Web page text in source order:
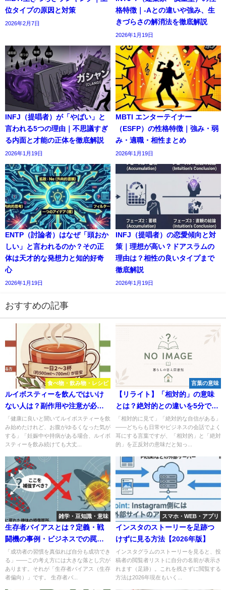
位タイプの原因と対策
2026年2月7日
格特徴｜-Aとの違いや強み、生
きづらさの解消法を徹底解説
2026年1月19日
INFJ（提唱者）が「やばい」と
言われる5つの理由｜不思議すぎ
る内面と才能の正体を徹底解説
2026年1月19日
MBTI エンターテイナー
（ESFP）の性格特徴｜強み・弱
み・適職・相性まとめ
2026年1月19日
ENTP（討論者）はなぜ「頭おか
しい」と言われるのか？その正
体は天才的な発想力と知的好奇
心
2026年1月19日
INFJ（提唱者）の恋愛傾向と対
策｜理想が高い？ドアスラムの
理由は？相性の良いタイプまで
徹底解説
2026年1月19日
おすすめの記事
食べ物・飲み物・レシピ
ルイボスティーを飲んではいけ
ない人は？副作用や注意が必要
なケースを専門家が解説
「健康に良いと聞いてルイボスティーを飲
み始めたけれど、お腹がゆるくなった気が
する」「妊娠中や持病がある場合、ルイボ
スティーを飲み続けても大丈...
言葉の意味
【リライト】「相対的」の意味
とは？絶対的との違いを5分で完
全理解
「相対的に見て」「絶対的な自信がある」
——どちらも日常やビジネスの会話でよく
耳にする言葉ですが、「相対的」と「絶対
的」を正反対の意味だと知っ...
雑学・豆知識・意味
生存者バイアスとは？定義・戦
闘機の事例・ビジネスでの罠と
回避法
「成功者の習慣を真似れば自分も成功でき
る」——この考え方には大きな落とし穴が
あります。それが「生存者バイアス（生存
者偏向）」です。 生存者バ...
スマホ・WEB・アプリ
インスタのストーリーを足跡つ
けずに見る方法【2026年版】
インスタグラムのストーリーを見ると、投
稿者の閲覧者リストに自分の名前が表示さ
れます（足跡）。これを残さずに閲覧する
方法は2026年現在もいく...